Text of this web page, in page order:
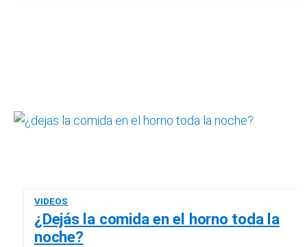
VIDEOS
¿Dejás la comida en el horno toda la
noche?